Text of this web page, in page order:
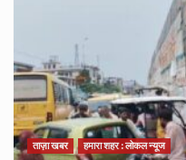
ताज़ा खबर हमारा शहर : लोकल न्यूज